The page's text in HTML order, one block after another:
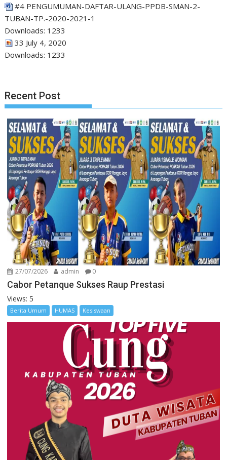
#4 PENGUMUMAN-DAFTAR-ULANG-PPDB-SMAN-2-
TUBAN-TP.-2020-2021-1
Downloads: 1233
33 July 4, 2020
Downloads: 1233
Recent Post
27/07/2026 admin 0
Cabor Petanque Sukses Raup Prestasi
Views: 5
Berita Umum HUMAS Kesiswaan